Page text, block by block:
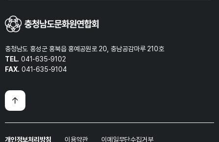
충청남도 홍성군 홍북읍 홍예공원로 20, 충남공감마루 210호
TEL. 041-635-9102
FAX. 041-635-9104
개인정보처리방침 이용약관 이메일무단수집거부